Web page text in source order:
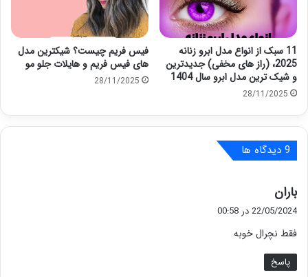
11 سبک از انواع مدل ابرو زنانه
2025، (راز های مخفی) جدیدترین
و شیک ترین مدل ابرو سال 1404
28/11/2025
فیس فریم چیست؟ شیکترین مدل
های فیس فریم و هایلات جلو مو
28/11/2025
‫9 دیدگاه ها
باران
ف
:
22/05/2024 در 00:58
فقط نچرال خوبه
پاسخ